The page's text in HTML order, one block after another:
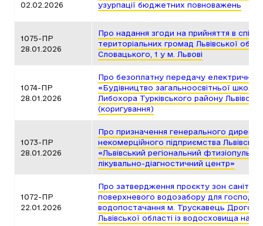
02.02.2026
узурпації бюджетних повноважень
1075-ПР
28.01.2026
Про надання згоди на прийняття в
територіальних громад Львівської
Словацького, 1 у м. Львові
1074-ПР
28.01.2026
Про безоплатну передачу
«Будівництво загальноосвітньої школи І-
Либохора Турківського району
(коригування)
1073-ПР
28.01.2026
Про призначення генерального
некомерційного підприємства
«Львівський регіональний
лікувально-діагностичний центр»
1072-ПР
22.01.2026
Про затвердження проєкту зон
поверхневого водозабору для
водопостачання м. Трускавець
Львівської області із водосховища на